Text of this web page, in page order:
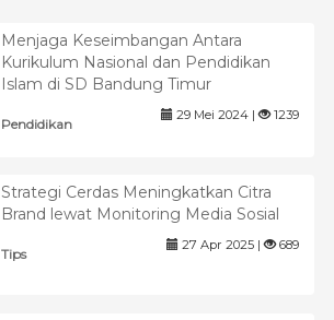
Menjaga Keseimbangan Antara
Kurikulum Nasional dan Pendidikan
Islam di SD Bandung Timur
Pendidikan
29 Mei 2024 | 1239
Strategi Cerdas Meningkatkan Citra
Brand lewat Monitoring Media Sosial
Tips
27 Apr 2025 | 689